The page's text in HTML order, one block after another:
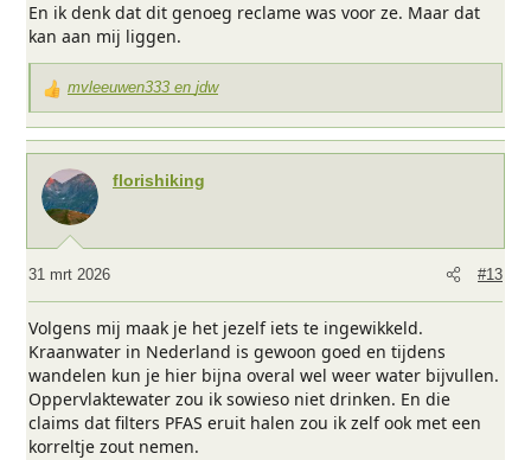
En ik denk dat dit genoeg reclame was voor ze. Maar dat
kan aan mij liggen.
W
a
d
e
e
n
:
mvleeuwen333 en jdw
florishiking
31 mrt 2026 #13
Volgens mij maak je het jezelf iets te ingewikkeld.
Kraanwater in Nederland is gewoon goed en tijdens
wandelen kun je hier bijna overal wel weer water bijvullen.
Oppervlaktewater zou ik sowieso niet drinken. En die
claims dat filters PFAS eruit halen zou ik zelf ook met een
korreltje zout nemen.